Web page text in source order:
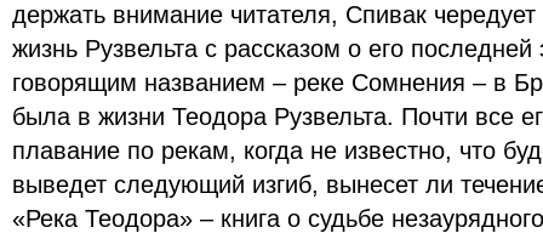
держать внимание читателя, Спивак
жизнь Рузвельта с рассказом о его
говорящим названием – реке Сомнения – в
была в жизни Теодора Рузвельта. Почти все
плавание по рекам, когда не известно, что
выведет следующий изгиб, вынесет ли
«Река Теодора» – книга о судьбе